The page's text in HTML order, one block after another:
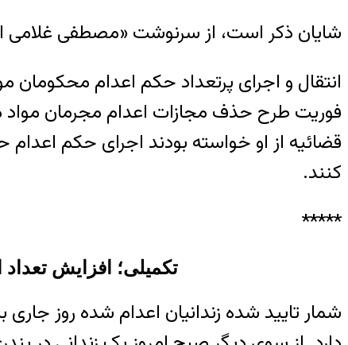
شایان ذکر است، از سرنوشت «مصطفی غلامی از
انتقال و اجرای پرتعداد حکم اعدام
فوریت طرح حذف مجازات اعدام مجرمان مواد
کنند.
*****
تکمیلی؛ افزایش تعداد اعدام شدگان